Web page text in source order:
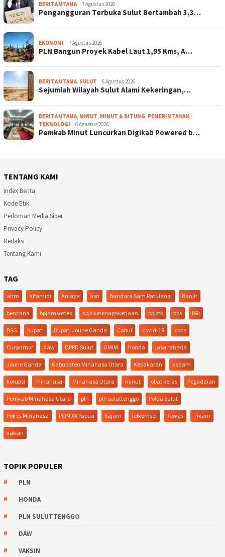
BERITA UTAMA 7 Agustus 2026
Pengangguran Terbuka Sulut Bertambah 3,3…
EKONOMI 7 Agustus 2026
PLN Bangun Proyek Kabel Laut 1,95 Kms, A…
BERITA UTAMA, SULUT 6 Agustus 2026
Sejumlah Wilayah Sulut Alami Kekeringan,…
BERITA UTAMA, MINUT, MINUT & BITUNG, PEMERINTAHAN,
TEKNOLOGI
6 Agustus 2026
Pemkab Minut Luncurkan Digikab Powered b…
TENTANG KAMI
Index Berita
Kode Etik
Pedoman Media Siber
Privacy Policy
Redaksi
Tentang Kami
TAG
ahm alfamidi Aniaya asn Bandara Sam Ratulangi Banjir
bencana bpjamsostek bpjs ketenagakerjaan bpjstk bps BRI
BSG bupati Bupati Joune Ganda Cabul covid-19 cpns
Curanmor daw DPRD Sulut GMIM honda jasa raharja
Joune Ganda Kabupaten Minahasa Utara Kebakaran kodam
korupsi minahasa Minahasa Utara minut obat keras Pegadaian
Pemkab Minahasa Utara pln pln suluttenggo Polda Sulut
Polres Minahasa PON XX Papua Sajam telkomsel Tewas Tikam
vaksin
TOPIK POPULER
PLN
HONDA
PLN SULUTTENGGO
DAW
VAKSIN